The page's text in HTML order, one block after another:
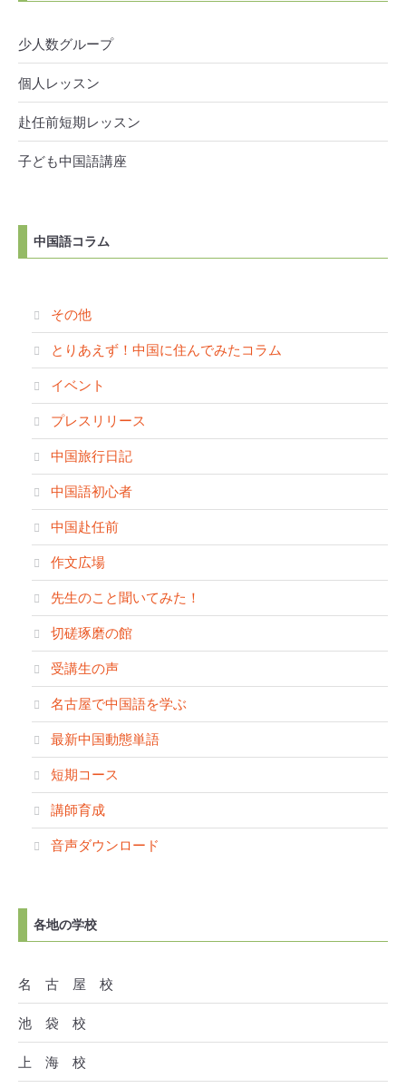
少人数グループ
個人レッスン
赴任前短期レッスン
子ども中国語講座
中国語コラム
その他
とりあえず！中国に住んでみたコラム
イベント
プレスリリース
中国旅行日記
中国語初心者
中国赴任前
作文広場
先生のこと聞いてみた！
切磋琢磨の館
受講生の声
名古屋で中国語を学ぶ
最新中国動態単語
短期コース
講師育成
音声ダウンロード
各地の学校
名 古 屋 校
池 袋 校
上 海 校